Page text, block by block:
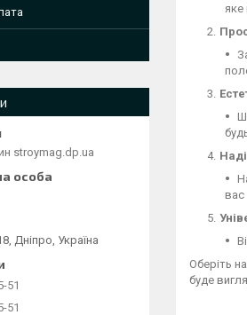
яке
вас
Оберіть
буде
stroymag.dp.ua
Дніпро, Україна
51
51